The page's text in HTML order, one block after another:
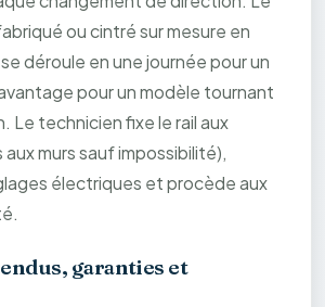
ou cintré sur mesure en
déroule en une journée pour un
pour un modèle tournant
Le technicien fixe le rail aux
aux murs sauf impossibilité),
électriques et procède aux
garanties et